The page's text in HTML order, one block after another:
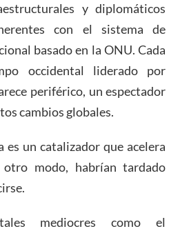
y diplomáticos
con el sistema de
basado en la ONU. Cada
occidental liderado por
periférico, un espectador
cambios globales.
es un catalizador que acelera
modo, habrían tardado
mediocres como el